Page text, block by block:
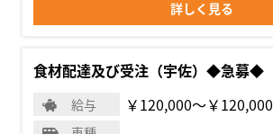
詳しく見る
食材配達及び受注（宇佐）◆急募◆
給与 ￥120,000〜￥120,000